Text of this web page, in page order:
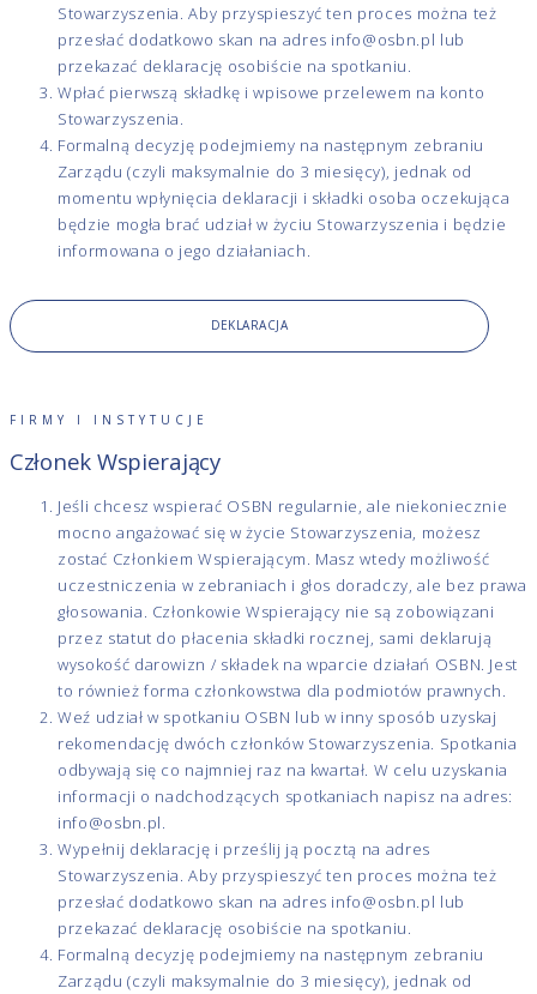
Stowarzyszenia. Aby przyspieszyć ten proces można też
przesłać dodatkowo skan na adres info@osbn.pl lub
przekazać deklarację osobiście na spotkaniu.
Wpłać pierwszą składkę i wpisowe przelewem na konto
Stowarzyszenia.
Formalną decyzję podejmiemy na następnym zebraniu
Zarządu (czyli maksymalnie do 3 miesięcy), jednak od
momentu wpłynięcia deklaracji i składki osoba oczekująca
będzie mogła brać udział w życiu Stowarzyszenia i będzie
informowana o jego działaniach.
DEKLARACJA
FIRMY I INSTYTUCJE
Członek Wspierający
Jeśli chcesz wspierać OSBN regularnie, ale niekoniecznie
mocno angażować się w życie Stowarzyszenia, możesz
zostać Członkiem Wspierającym. Masz wtedy możliwość
uczestniczenia w zebraniach i głos doradczy, ale bez prawa
głosowania. Członkowie Wspierający nie są zobowiązani
przez statut do płacenia składki rocznej, sami deklarują
wysokość darowizn / składek na wparcie działań OSBN. Jest
to również forma członkowstwa dla podmiotów prawnych.
Weź udział w spotkaniu OSBN lub w inny sposób uzyskaj
rekomendację dwóch członków Stowarzyszenia. Spotkania
odbywają się co najmniej raz na kwartał. W celu uzyskania
informacji o nadchodzących spotkaniach napisz na adres:
info@osbn.pl.
Wypełnij deklarację i prześlij ją pocztą na adres
Stowarzyszenia. Aby przyspieszyć ten proces można też
przesłać dodatkowo skan na adres info@osbn.pl lub
przekazać deklarację osobiście na spotkaniu.
Formalną decyzję podejmiemy na następnym zebraniu
Zarządu (czyli maksymalnie do 3 miesięcy), jednak od